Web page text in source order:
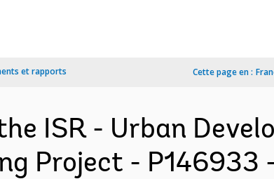
et rapports Cette page en :
ISR - Urban
Project - P146933